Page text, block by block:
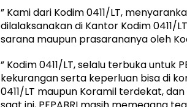
” Kami dari Kodim 0411/LT,
dilalaksanakan di Kantor Kodim 0411/
sarana maupun prasarananya oleh
” Kodim 0411/LT, selalu terbuka untuk
kekurangan serta keperluan bisa di
0411/LT maupun Koramil terdekat,